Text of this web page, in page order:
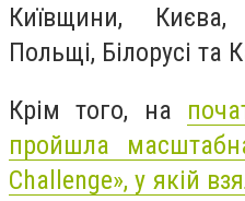
Київщини, Києва,
Польщі, Білорусі та
Крім того, на
пройшла
Challenge», у якій